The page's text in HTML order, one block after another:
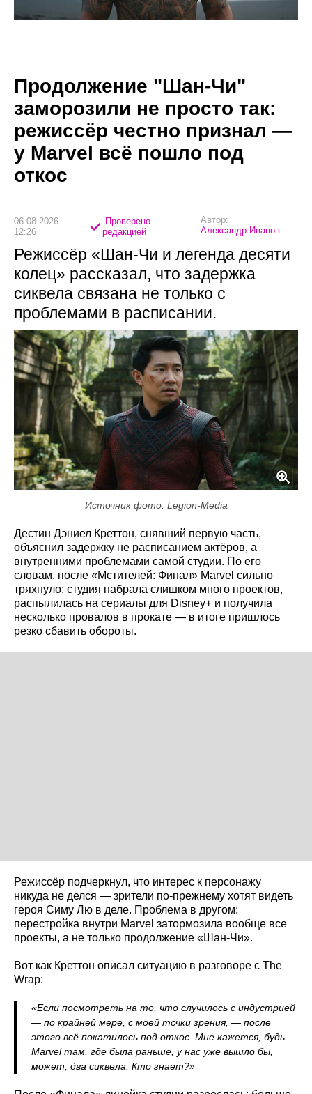
Продолжение "Шан-Чи"
заморозили не просто так:
режиссёр честно признал —
у Marvel всё пошло под
откос
06.08.2026
12:26
Проверено
редакцией
Автор:
Александр Иванов
Режиссёр «Шан-Чи и легенда десяти
колец» рассказал, что задержка
сиквела связана не только с
проблемами в расписании.
Источник фото: Legion-Media
Дестин Дэниел Креттон, снявший первую часть,
объяснил задержку не расписанием актёров, а
внутренними проблемами самой студии. По его
словам, после «Мстителей: Финал» Marvel сильно
тряхнуло: студия набрала слишком много проектов,
распылилась на сериалы для Disney+ и получила
несколько провалов в прокате — в итоге пришлось
резко сбавить обороты.
Режиссёр подчеркнул, что интерес к персонажу
никуда не делся — зрители по-прежнему хотят видеть
героя Симу Лю в деле. Проблема в другом:
перестройка внутри Marvel затормозила вообще все
проекты, а не только продолжение «Шан-Чи».
Вот как Креттон описал ситуацию в разговоре с The
Wrap:
«Если посмотреть на то, что случилось с индустрией
— по крайней мере, с моей точки зрения, — после
этого всё покатилось под откос. Мне кажется, будь
Marvel там, где была раньше, у нас уже вышло бы,
может, два сиквела. Кто знает?»